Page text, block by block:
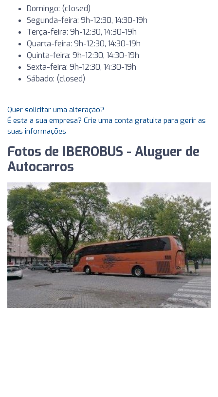
Domingo: (closed)
Segunda-feira: 9h-12:30, 14:30-19h
Terça-feira: 9h-12:30, 14:30-19h
Quarta-feira: 9h-12:30, 14:30-19h
Quinta-feira: 9h-12:30, 14:30-19h
Sexta-feira: 9h-12:30, 14:30-19h
Sábado: (closed)
Quer solicitar uma alteração?
É esta a sua empresa? Crie uma conta gratuita para gerir as
suas informações
Fotos de IBEROBUS - Aluguer de
Autocarros